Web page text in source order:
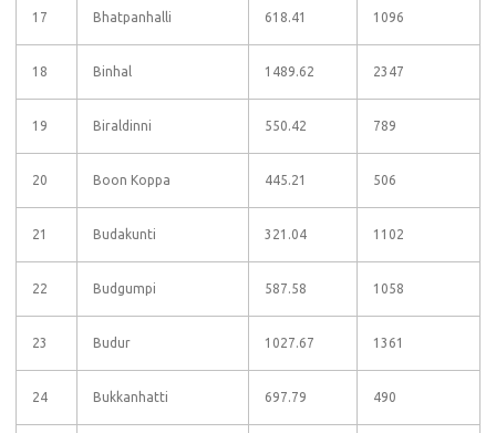
17 Bhatpanhalli 618.41 1096
18 Binhal 1489.62 2347
19 Biraldinni 550.42 789
20 Boon Koppa 445.21 506
21 Budakunti 321.04 1102
22 Budgumpi 587.58 1058
23 Budur 1027.67 1361
24 Bukkanhatti 697.79 490